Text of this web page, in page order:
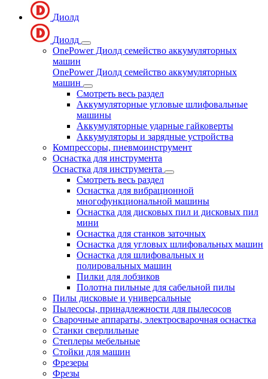
Диолд
Диолд
OnePower Диолд семейство аккумуляторных
машин
OnePower Диолд семейство аккумуляторных
машин
Смотреть весь раздел
Аккумуляторные угловые шлифовальные
машины
Аккумуляторные ударные гайковерты
Аккумуляторы и зарядные устройства
Компрессоры, пневмоинструмент
Оснастка для инструмента
Оснастка для инструмента
Смотреть весь раздел
Оснастка для вибрационной
многофункциональной машины
Оснастка для дисковых пил и дисковых пил
мини
Оснастка для станков заточных
Оснастка для угловых шлифовальных машин
Оснастка для шлифовальных и
полировальных машин
Пилки для лобзиков
Полотна пильные для сабельной пилы
Пилы дисковые и универсальные
Пылесосы, принадлежности для пылесосов
Сварочные аппараты, электросварочная оснастка
Станки сверлильные
Степлеры мебельные
Стойки для машин
Фрезеры
Фрезы